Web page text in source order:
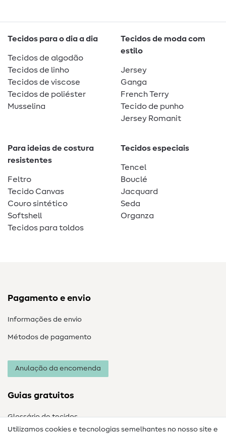
Tecidos para o dia a dia
Tecidos de algodão
Tecidos de linho
Tecidos de viscose
Tecidos de poliéster
Musselina
Tecidos de moda com
estilo
Jersey
Ganga
French Terry
Tecido de punho
Jersey Romanit
Para ideias de costura
resistentes
Feltro
Tecido Canvas
Couro sintético
Softshell
Tecidos para toldos
Tecidos especiais
Tencel
Bouclé
Jacquard
Seda
Organza
Pagamento e envio
Informações de envio
Métodos de pagamento
Anulação da encomenda
Guias gratuitos
Glossário de tecidos
Utilizamos cookies e tecnologias semelhantes no nosso site e